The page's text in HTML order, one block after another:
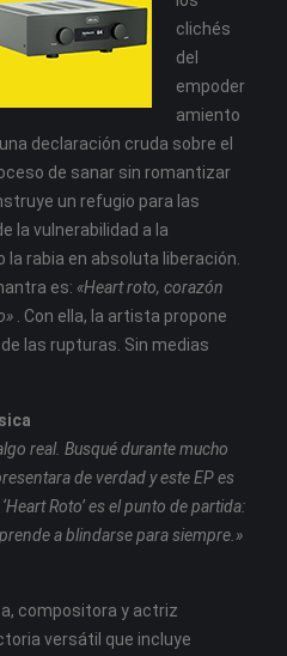
clichés
del
empoder
amiento
declaración cruda sobre el
de sanar sin romantizar
un refugio para las
la vulnerabilidad a la
rabia en absoluta liberación.
es: «Heart roto, corazón
. Con ella, la artista propone
las rupturas. Sin medias
real. Busqué durante mucho
de verdad y este EP es
Roto’ es el punto de partida:
a blindarse para siempre.»
compositora y actriz
versátil que incluye